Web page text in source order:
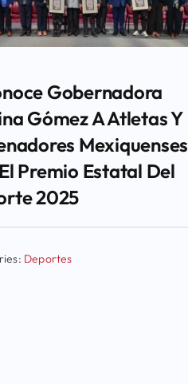
Gobernadora
Gómez A Atletas Y
Mexiquenses
Premio Estatal Del
2025
Deportes